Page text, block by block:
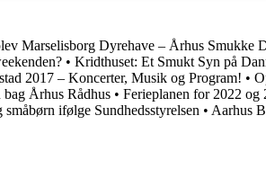
Marselisborg Dyrehave – Århus Smukke
• Kridthuset: Et Smukt Syn på
2017 – Koncerter, Musik og Program! •
Århus Rådhus • Ferieplanen for 2022 og
ifølge Sundhedsstyrelsen • Aarhus